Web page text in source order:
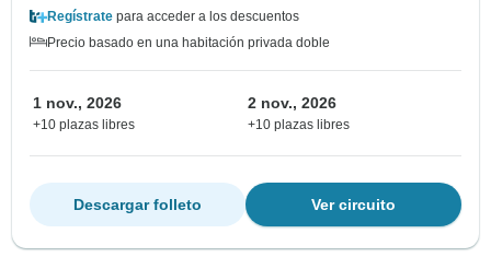
Regístrate para acceder a los descuentos
Precio basado en una habitación privada doble
1 nov., 2026
+10 plazas libres
2 nov., 2026
+10 plazas libres
Ver circuito
Descargar folleto